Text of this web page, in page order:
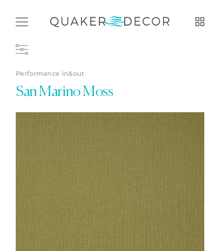
Performance In&out
San Marino Moss